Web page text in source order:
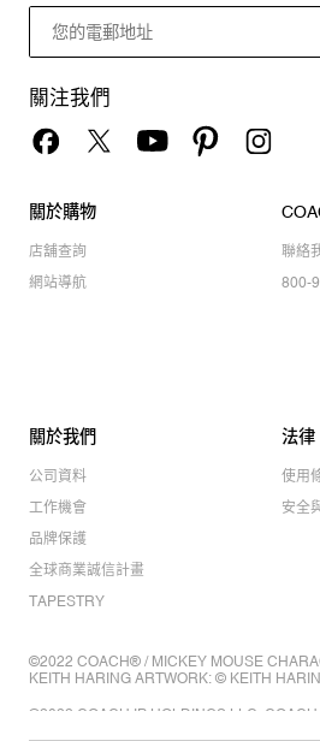
關注我們
關於購物
店舖查詢
網站導航
聯絡
800-
關於我們
公司資料
工作機會
品牌保護
全球商業誠信計畫
TAPESTRY
法律
使用
安全
©2022 COACH® / MICKEY MOUSE
KEITH HARING ARTWORK: © KEITH
©2022 COACH IP HOLDINGS LLC.